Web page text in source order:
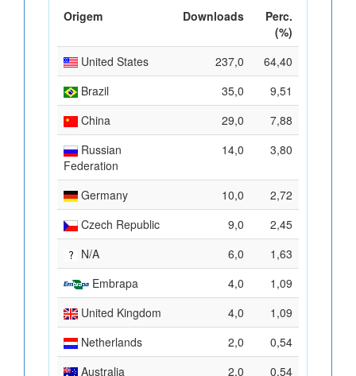
Origem Downloads
Perc.
(%)
United States
237,0
64,40
Brazil
35,0
9,51
China
29,0
7,88
Russian
Federation
14,0 3,80
Germany 10,0
2,72
Czech Republic
9,0
2,45
N/A
6,0
1,63
Embrapa
4,0
1,09
United Kingdom
4,0
1,09
Netherlands
2,0
0,54
Australia
2,0
0,54